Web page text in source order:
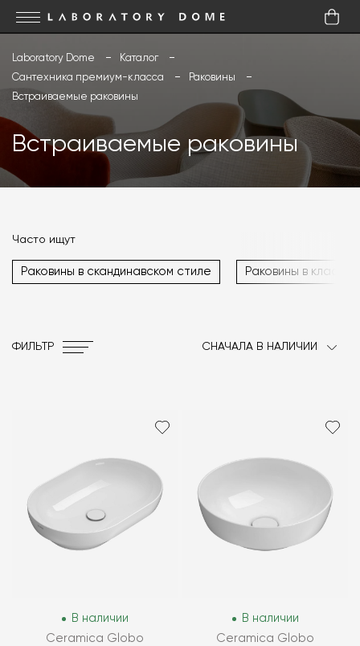
Laboratory Dome
Каталог
Сантехника премиум-класса
Раковины
Встраиваемые раковины
Встраиваемые раковины
Часто ищут
Раковины в скандинавском стиле Раковины в
ФИЛЬТР СНАЧАЛА В НАЛИЧИИ
В наличии
Ceramica Globo
В наличии
Ceramica Globo